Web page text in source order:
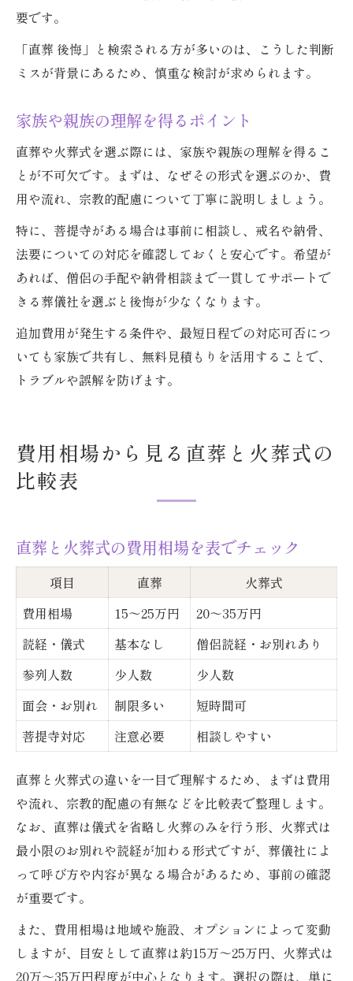
要です。
「直葬 後悔」と検索される方が多いのは、こうした判断
ミスが背景にあるため、慎重な検討が求められます。
家族や親族の理解を得るポイント
直葬や火葬式を選ぶ際には、家族や親族の理解を得るこ
とが不可欠です。まずは、なぜその形式を選ぶのか、費
用や流れ、宗教的配慮について丁寧に説明しましょう。
特に、菩提寺がある場合は事前に相談し、戒名や納骨、
法要についての対応を確認しておくと安心です。希望が
あれば、僧侶の手配や納骨相談まで一貫してサポートで
きる葬儀社を選ぶと後悔が少なくなります。
追加費用が発生する条件や、最短日程での対応可否につ
いても家族で共有し、無料見積もりを活用することで、
トラブルや誤解を防げます。
費用相場から見る直葬と火葬式の
比較表
直葬と火葬式の費用相場を表でチェック
項目 直葬
火葬式
費用相場
15～25万円
20～35万円
読経・儀式
基本なし
僧侶読経・お別れあり
参列人数
少人数
少人数
面会・お別れ
制限多い
短時間可
菩提寺対応
注意必要 相談しやすい
直葬と火葬式の違いを一目で理解するため、まずは費用
や流れ、宗教的配慮の有無などを比較表で整理します。
なお、直葬は儀式を省略し火葬のみを行う形、火葬式は
最小限のお別れや読経が加わる形式ですが、葬儀社によ
って呼び方や内容が異なる場合があるため、事前の確認
が重要です。
また、費用相場は地域や施設、オプションによって変動
しますが、目安として直葬は約15万～25万円、火葬式は
20万～35万円程度が中心となります。選択の際は、単に